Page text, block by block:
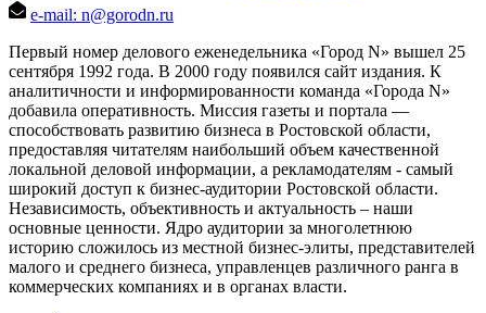
e-mail: n@gorodn.ru
Первый номер делового еженедельника «Город N» вышел 25
сентября 1992 года. В 2000 году появился сайт издания. К
аналитичности и информированности команда «Города N»
добавила оперативность. Миссия газеты и портала —
способствовать развитию бизнеса в Ростовской области,
предоставляя читателям наибольший объем качественной
локальной деловой информации, а рекламодателям - самый
широкий доступ к бизнес-аудитории Ростовской области.
Независимость, объективность и актуальность – наши
основные ценности. Ядро аудитории за многолетнюю
историю сложилось из местной бизнес-элиты, представителей
малого и среднего бизнеса, управленцев различного ранга в
коммерческих компаниях и в органах власти.